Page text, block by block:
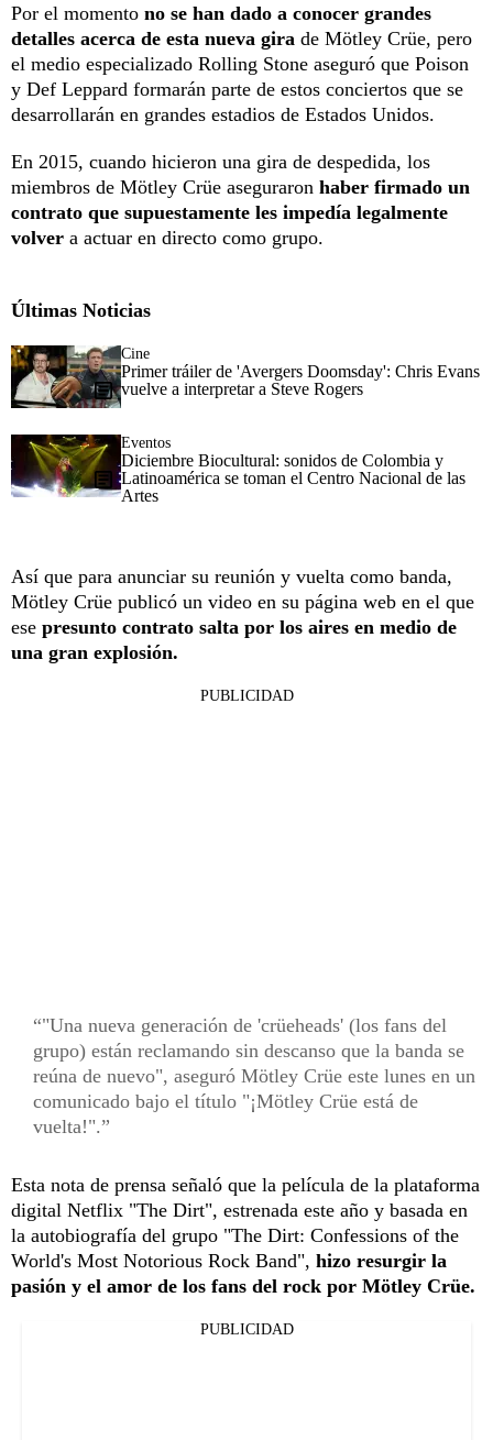
Por el momento no se han dado a conocer grandes
detalles acerca de esta nueva gira de Mötley Crüe, pero
el medio especializado Rolling Stone aseguró que Poison
y Def Leppard formarán parte de estos conciertos que se
desarrollarán en grandes estadios de Estados Unidos.
En 2015, cuando hicieron una gira de despedida, los
miembros de Mötley Crüe aseguraron haber firmado un
contrato que supuestamente les impedía legalmente
volver a actuar en directo como grupo.
Últimas Noticias
Cine
Primer tráiler de 'Avergers Doomsday': Chris Evans
vuelve a interpretar a Steve Rogers
Eventos
Diciembre Biocultural: sonidos de Colombia y
Latinoamérica se toman el Centro Nacional de las
Artes
Así que para anunciar su reunión y vuelta como banda,
Mötley Crüe publicó un video en su página web en el que
ese presunto contrato salta por los aires en medio de
una gran explosión.
PUBLICIDAD
"Una nueva generación de 'crüeheads' (los fans del
grupo) están reclamando sin descanso que la banda se
reúna de nuevo", aseguró Mötley Crüe este lunes en un
comunicado bajo el título "¡Mötley Crüe está de
vuelta!".
Esta nota de prensa señaló que la película de la plataforma
digital Netflix "The Dirt", estrenada este año y basada en
la autobiografía del grupo "The Dirt: Confessions of the
World's Most Notorious Rock Band", hizo resurgir la
pasión y el amor de los fans del rock por Mötley Crüe.
PUBLICIDAD